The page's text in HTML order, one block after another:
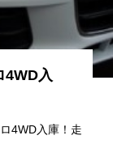
4WD入
4WD入庫！走